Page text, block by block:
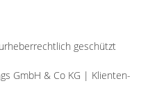
geschützt
GmbH & Co KG | Klienten-